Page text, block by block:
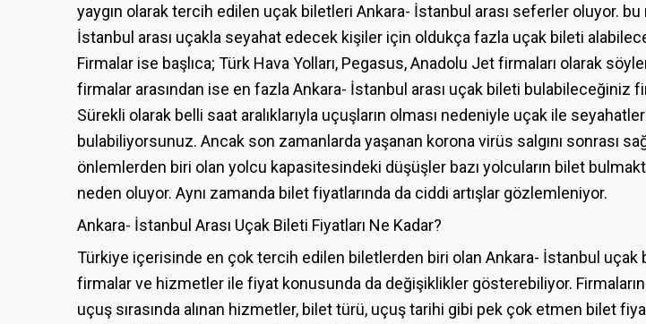
yaygın olarak tercih edilen uçak biletleri Ankara- İstanbul arası seferler oluyor. bu
İstanbul arası uçakla seyahat edecek kişiler için oldukça fazla uçak bileti
Firmalar ise başlıca; Türk Hava Yolları, Pegasus, Anadolu Jet firmaları olarak
firmalar arasından ise en fazla Ankara- İstanbul arası uçak bileti bulabileceğiniz
Sürekli olarak belli saat aralıklarıyla uçuşların olması nedeniyle uçak ile
bulabiliyorsunuz. Ancak son zamanlarda yaşanan korona virüs salgını sonrası
önlemlerden biri olan yolcu kapasitesindeki düşüşler bazı yolcuların bilet
neden oluyor. Aynı zamanda bilet fiyatlarında da ciddi artışlar gözlemleniyor.
Ankara- İstanbul Arası Uçak Bileti Fiyatları Ne Kadar?
Türkiye içerisinde en çok tercih edilen biletlerden biri olan Ankara- İstanbul uçak
firmalar ve hizmetler ile fiyat konusunda da değişiklikler gösterebiliyor.
uçuş sırasında alınan hizmetler, bilet türü, uçuş tarihi gibi pek çok etmen bilet